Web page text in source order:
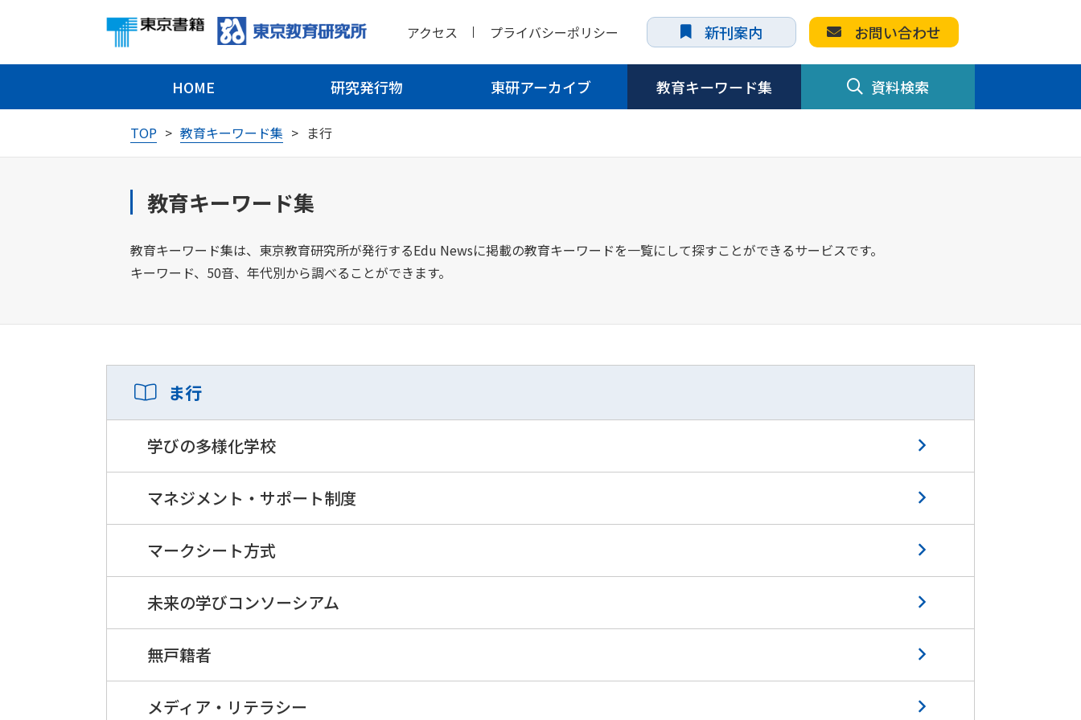
アクセス プライバシーポリシー 新刊案内 お問い合わせ
HOME 研究発行物 東研アーカイブ 教育キーワード集 資料検索
TOP 教育キーワード集 ま行
教育キーワード集
教育キーワード集は、東京教育研究所が発行するEdu Newsに掲載の教育キーワードを一覧にして探すことができるサービスです。
キーワード、50音、年代別から調べることができます。
ま行
学びの多様化学校
マネジメント・サポート制度
マークシート方式
未来の学びコンソーシアム
無戸籍者
メディア・リテラシー